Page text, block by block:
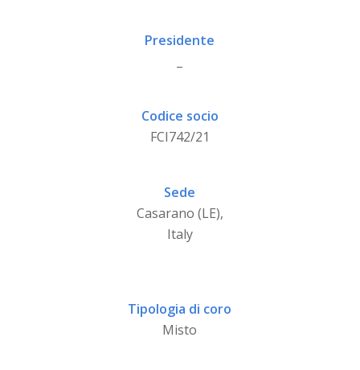
Presidente
Codice socio
FCI742/21
Sede
Casarano (LE),
Italy
Tipologia di coro
Misto